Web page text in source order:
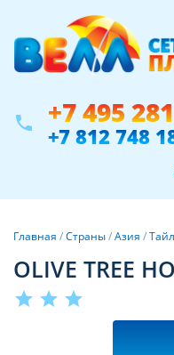
phone +7 495
+7 812 748
Главная /Страны/Азия /
OLIVE TREE
star star star